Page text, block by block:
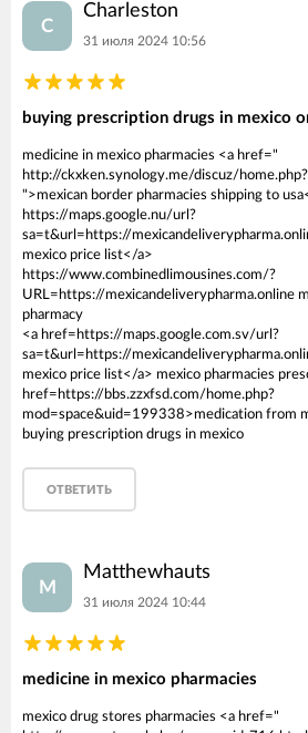
C
Charleston
31 июля 2024 10:56
buying prescription drugs in mexico
medicine in mexico pharmacies <a href="
http://ckxken.synology.me/discuz/
">mexican border pharmacies shipping to
https://maps.google.nu/url?
sa=t&url=https://
mexico price list</a>
https://www.combinedlimousines.com/?
URL=https://mexicandeliverypharma.online
pharmacy
<a href=https://maps.google.com.sv/url?
sa=t&url=https://
mexico price list</a> mexico pharmacies
href=https://bbs.zzxfsd.com/home.php?
mod=space&uid=199338>medication from
buying prescription drugs in mexico
ОТВЕТИТЬ
M
Matthewhauts
31 июля 2024 10:44
medicine in mexico pharmacies
mexico drug stores pharmacies <a href="